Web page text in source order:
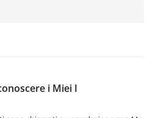
i Miei I